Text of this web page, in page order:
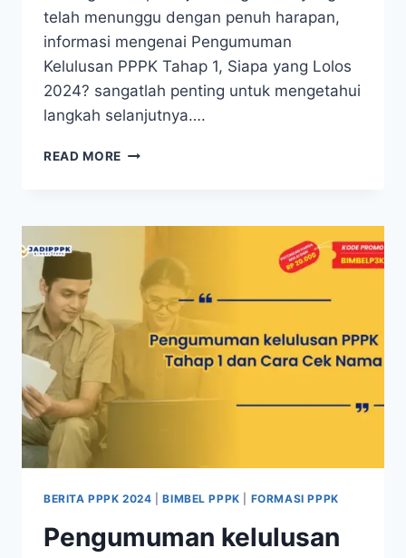
telah menunggu dengan penuh harapan,
informasi mengenai Pengumuman
Kelulusan PPPK Tahap 1, Siapa yang Lolos
2024? sangatlah penting untuk mengetahui
langkah selanjutnya….
READ MORE
BERITA PPPK 2024 |BIMBEL PPPK FORMASI PPPK
Pengumuman kelulusan